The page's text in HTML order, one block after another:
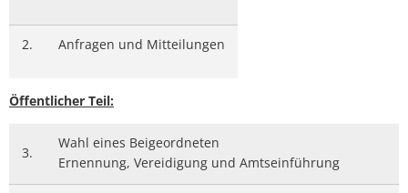
2. Anfragen und Mitteilungen
Öffentlicher Teil:
3.
Wahl eines Beigeordneten
Ernennung, Vereidigung und Amtseinführung